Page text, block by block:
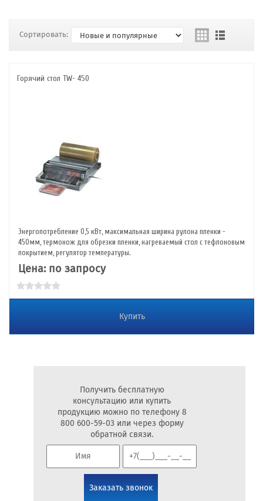
Сортировать:
Горячий стол TW- 450
Энергопотребление 0,5 кВт, максимальная ширина рулона пленки -
450мм, термонож для обрезки пленки, нагреваемый стол с тефлоновым
покрытием, регулятор температуры.
Цена: по запросу
Купить
Получить бесплатную
консультацию или купить
продукцию можно по телефону 8
800 600-59-03 или через форму
обратной связи.